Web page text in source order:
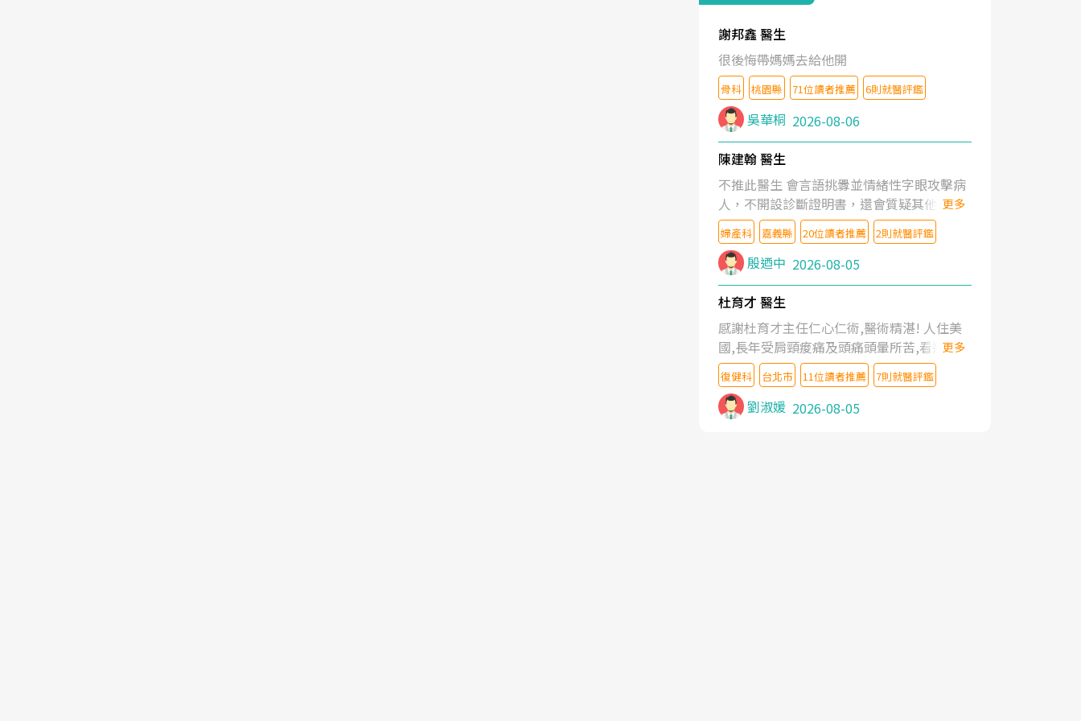
謝邦鑫 醫生
很後悔帶媽媽去給他開
骨科 桃園縣 71位讀者推薦 6則就醫評鑑
吳華桐 2026-08-06
陳建翰 醫生
不推此醫生 會言語挑釁並情緒性字眼攻擊病
人，不開設診斷證明書，還會質疑其他醫生
的判斷！
更多
婦產科 嘉義縣 20位讀者推薦 2則就醫評鑑
殷迺中 2026-08-05
杜育才 醫生
感謝杜育才主任仁心仁術,醫術精湛! 人住美
國,長年受肩頸痠痛及頭痛頭暈所苦,看遍名醫
教授,做了各種檢查,也嘗試過西醫打針,中醫
針灸及物理徒手治療都沒有用,後來連吃到嗎
啡類止痛藥都效果有限,只是壓症狀,沒多久就
痛起來,多年失眠嚴重影響生活品質. 台灣親
更多
復健科 台北市 11位讀者推薦 7則就醫評鑑
劉淑媛 2026-08-05